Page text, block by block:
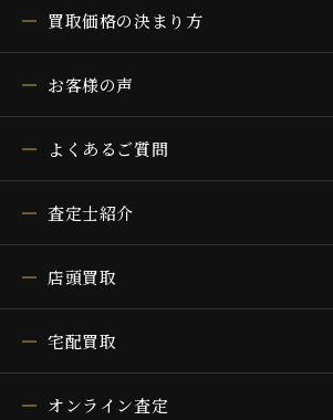
買取価格の決まり方
お客様の声
よくあるご質問
査定士紹介
店頭買取
宅配買取
オンライン査定